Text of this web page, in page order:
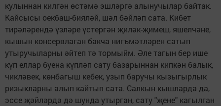
кулыннан килгән өстәмә эшләргә алынучылар байтак.
Кайсысы оекбаш-бияләй, шәл бәйләп сата. Кибет
тирәләрендә үзләре үстергән җиләк-җимеш, яшелчәне,
кышын консервлаган бакча нигъмәтләрен сатып
утыручыларны әйтеп тә тормыйм. Әле тагын бер ише
күп еллар буена күпләп сату базарыннан кипкән балык,
чикләвек, көнбагыш кебек, узып баручы кызыгырлык
ризыкларны алып кайтып сата. Салкын кышларда да,
эссе җәйләрдә дә шунда утырган, сату "җене" кагылган